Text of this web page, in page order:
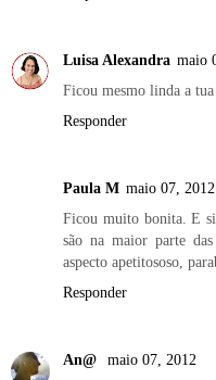
Luisa Alexandra maio
Ficou mesmo linda a
Responder
Paula M maio 07, 2012
Ficou muito bonita. E
são na maior parte
aspecto apetitososo,
Responder
An@
maio 07, 2012